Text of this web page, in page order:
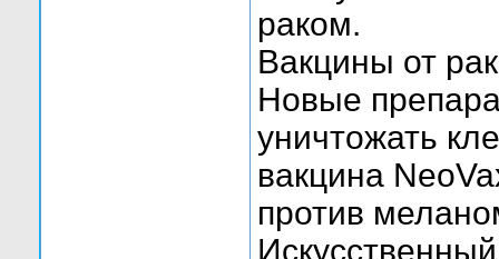
раком.
Вакцины от
Новые
уничтожать
вакцина
против